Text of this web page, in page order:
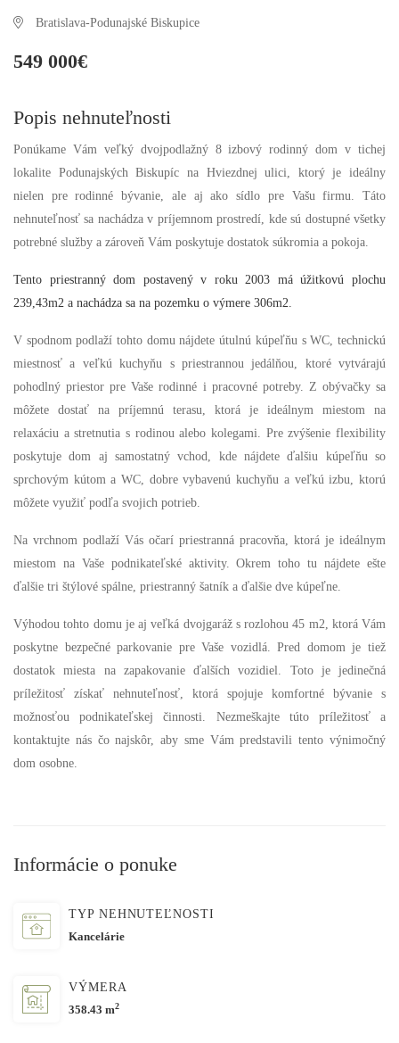
Bratislava-Podunajské Biskupice
549 000€
Popis nehnuteľnosti
Ponúkame Vám veľký dvojpodlažný 8 izbový rodinný dom v tichej
lokalite Podunajských Biskupíc na Hviezdnej ulici, ktorý je ideálny
nielen pre rodinné bývanie, ale aj ako sídlo pre Vašu firmu. Táto
nehnuteľnosť sa nachádza v príjemnom prostredí, kde sú dostupné všetky
potrebné služby a zároveň Vám poskytuje dostatok súkromia a pokoja.
Tento priestranný dom postavený v roku 2003 má úžitkovú plochu
239,43m2 a nachádza sa na pozemku o výmere 306m2.
V spodnom podlaží tohto domu nájdete útulnú kúpeľňu s WC, technickú
miestnosť a veľkú kuchyňu s priestrannou jedálňou, ktoré vytvárajú
pohodlný priestor pre Vaše rodinné i pracovné potreby. Z obývačky sa
môžete dostať na príjemnú terasu, ktorá je ideálnym miestom na
relaxáciu a stretnutia s rodinou alebo kolegami. Pre zvýšenie flexibility
poskytuje dom aj samostatný vchod, kde nájdete ďalšiu kúpeľňu so
sprchovým kútom a WC, dobre vybavenú kuchyňu a veľkú izbu, ktorú
môžete využiť podľa svojich potrieb.
Na vrchnom podlaží Vás očarí priestranná pracovňa, ktorá je ideálnym
miestom na Vaše podnikateľské aktivity. Okrem toho tu nájdete ešte
ďalšie tri štýlové spálne, priestranný šatník a ďalšie dve kúpeľne.
Výhodou tohto domu je aj veľká dvojgaráž s rozlohou 45 m2, ktorá Vám
poskytne bezpečné parkovanie pre Vaše vozidlá. Pred domom je tiež
dostatok miesta na zapakovanie ďalších vozidiel. Toto je jedinečná
príležitosť získať nehnuteľnosť, ktorá spojuje komfortné bývanie s
možnosťou podnikateľskej činnosti. Nezmeškajte túto príležitosť a
kontaktujte nás čo najskôr, aby sme Vám predstavili tento výnimočný
dom osobne.
Informácie o ponuke
TYP NEHNUTEĽNOSTI
Kancelárie
VÝMERA
358.43 m2